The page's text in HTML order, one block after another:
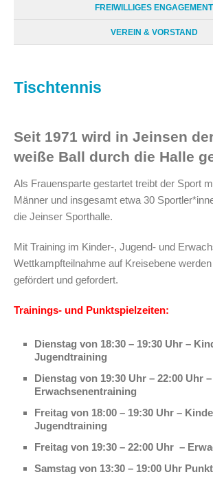
FREIWILLIGES ENGAGEMENT
VEREIN & VORSTAND
Tischtennis
Seit 1971 wird in Jeinsen
weiße Ball durch die Halle
Als Frauensparte gestartet treibt der Sport
Männer und insgesamt etwa 30
die Jeinser Sporthalle.
Mit Training im Kinder-, Jugend- und
Wettkampfteilnahme auf Kreisebene
gefördert und gefordert.
Trainings- und Punktspielzeiten:
Dienstag von 18:30 – 19:30 Uhr –
Jugendtraining
Dienstag von 19:30 Uhr – 22:00 Uhr –
Erwachsenentraining
Freitag von 18:00 – 19:30 Uhr –
Jugendtraining
Freitag von 19:30 – 22:00 Uhr –
Samstag von 13:30 – 19:00 Uhr